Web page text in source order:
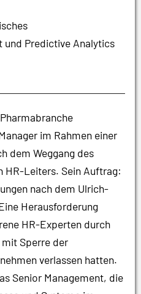
und Predictive Analytics
im Rahmen einer
dem Weggang des
HR-Leiters. Sein Auftrag:
nach dem Ulrich-
Herausforderung
HR-Experten durch
Sperre der
verlassen hatten.
Senior Management, die